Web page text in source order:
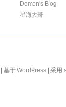
Demon's Blog
星海大哥
| 基于 WordPress| 采用